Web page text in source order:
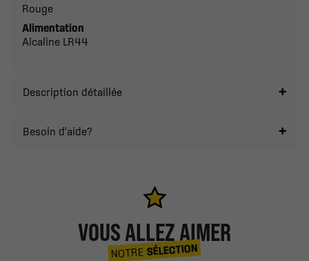
Rouge
Alimentation
Alcaline LR44
Description détaillée
Besoin d'aide?
VOUS ALLEZ AIMER
NOTRESÉLECTION